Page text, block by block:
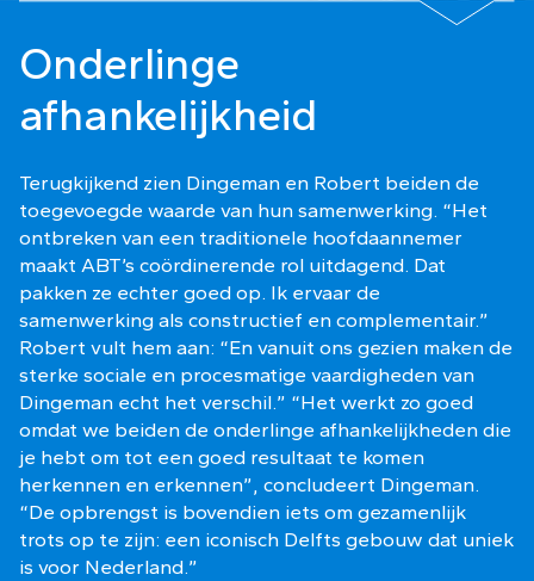
Onderlinge
afhankelijkheid
Terugkijkend zien Dingeman en Robert beiden de
toegevoegde waarde van hun samenwerking. “Het
ontbreken van een traditionele hoofdaannemer
maakt ABT’s coördinerende rol uitdagend. Dat
pakken ze echter goed op. Ik ervaar de
samenwerking als constructief en complementair.”
Robert vult hem aan: “En vanuit ons gezien maken de
sterke sociale en procesmatige vaardigheden van
Dingeman echt het verschil.” “Het werkt zo goed
omdat we beiden de onderlinge afhankelijkheden die
je hebt om tot een goed resultaat te komen
herkennen en erkennen”, concludeert Dingeman.
“De opbrengst is bovendien iets om gezamenlijk
trots op te zijn: een iconisch Delfts gebouw dat uniek
is voor Nederland.”